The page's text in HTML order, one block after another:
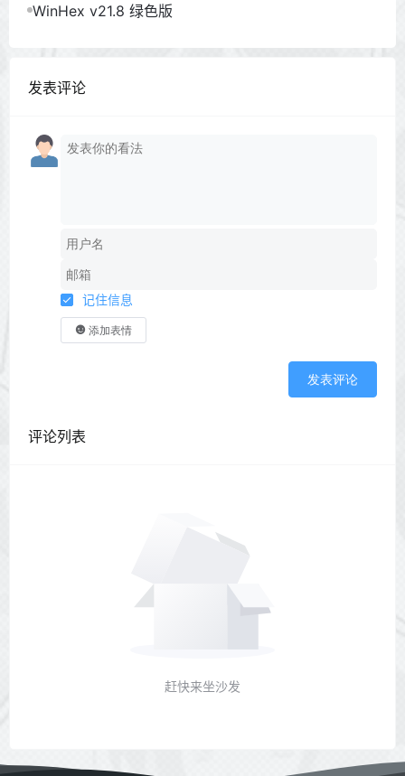
WinHex v21.8 绿色版
发表评论
记住信息
添加表情
发表评论
评论列表
赶快来坐沙发